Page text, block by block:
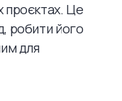
проєктах. Це
робити його
для